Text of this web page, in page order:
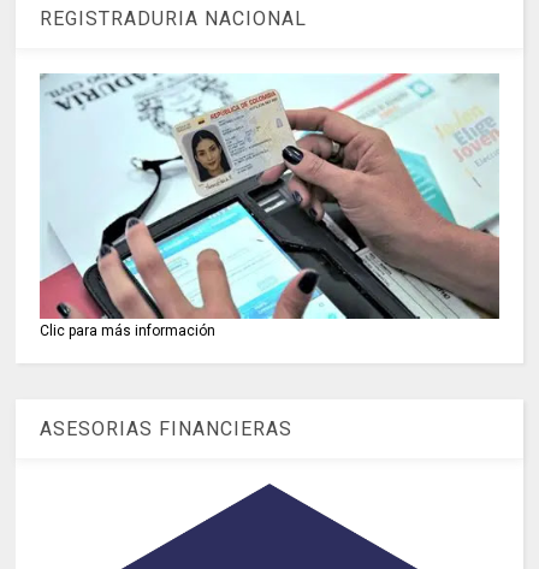
REGISTRADURIA NACIONAL
Clic para más información
ASESORIAS FINANCIERAS